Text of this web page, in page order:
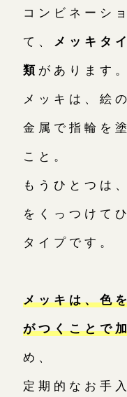
コンビネーシ
て、 メッキタ
類 があります。
メッキは、絵
金属で指輪を
こと。
もうひとつは
をくっつけて
タイプです。
メッキは、色
がつくことで
め、
定期的なお手